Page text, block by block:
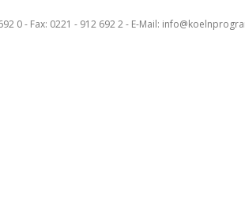
0 - Fax: 0221 - 912 692 2 - E-Mail: